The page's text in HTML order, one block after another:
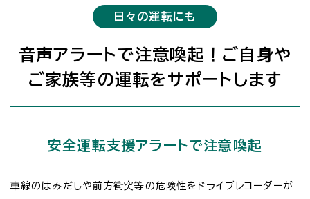
日々の運転にも
音声アラートで注意喚起！ご自身や
ご家族等の運転をサポートします
安全運転支援アラートで注意喚起
車線のはみだしや前方衝突等の危険性をドライブレコーダーが